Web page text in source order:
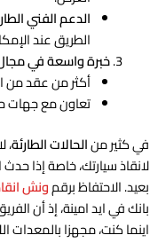
الدعم الفني
الطريق عند
خبرة واسعة في مجال
أكثر من عقد من
تعاون مع جهات
في كثير منالحالات الطارئة،
لانقاذ سيارتك، خاصة إذا
بعيد. الاحتفاظ برقمونش
بانك في ايد امينة، إذ أن
اينما كنت، مجهزا بالمعدات